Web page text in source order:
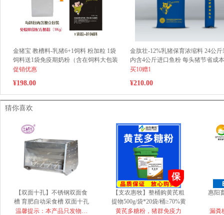
金猪宝 教槽料-乳猪6+1饲料 粉加粒 1袋
饲料送1袋免疫期奶粉（含在饲料大包装
内）（云南、新疆、青海、西藏、广东
促销优惠
¥198.00
金肽壮-12%乳猪保育浓缩料 24公斤
内含4公斤进口鱼粉 每头猪节省成
元
买10赠1
¥210.00
猜你喜欢
【双面十孔】不锈钢双面食
槽 育肥自动采食槽 双面十孔
温馨提示：本产品只发物流
【支农惠牧】整桶购黄芪粗
提物500g/袋*20袋/桶≥70%黄
芪多糖粉饲料添加剂僵猪
黄芪多糖粉，猪群免疫力
惠阳
漏粪